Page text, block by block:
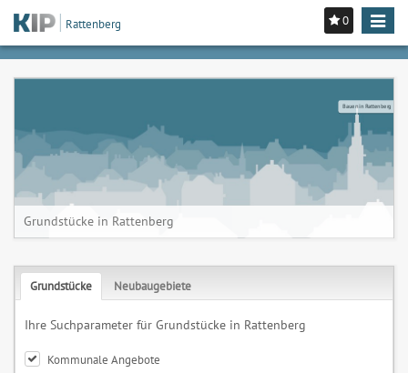
0
Toggle
Rattenberg
Bauen in Rattenberg
Grundstücke in Rattenberg
Grundstücke Neubaugebiete
Ihre Suchparameter für Grundstücke in Rattenberg
Kommunale Angebote